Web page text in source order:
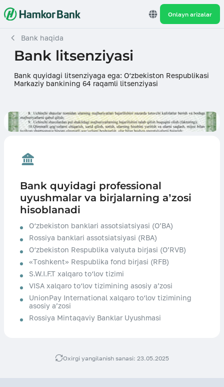
Onlayn arizalar
Bank haqida
Bank litsenziyasi
Bank quyidagi litsenziyaga ega: O‘zbekiston Respublikasi
Markaziy bankining 64 raqamli litsenziyasi
Bank quyidagi professional
uyushmalar va birjalarning a’zosi
hisoblanadi
O‘zbekiston banklari assotsiatsiyasi (O’BA)
Rossiya banklari assotsiatsiyasi (RBA)
O‘zbekiston Respublika valyuta birjasi (O’RVB)
«Тoshkent» Respublika fond birjasi (RFB)
S.W.I.F.T xalqaro to‘lov tizimi
VISA xalqaro to‘lov tizimining asosiy a’zosi
UnionPay International xalqaro to‘lov tizimining
asosiy a’zosi
Rossiya Mintaqaviy Banklar Uyushmasi
Oxirgi yangilanish sanasi: 23.05.2025